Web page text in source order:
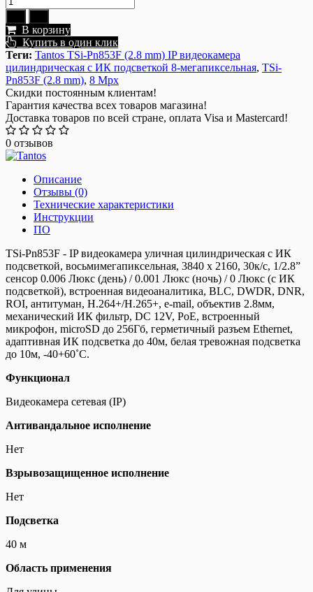
В корзину
Купить в один клик
Теги: Tantos TSi-Pn853F (2.8 mm) IP видеокамера
цилиндрическая с ИК подсветкой 8-мегапиксельная, TSi-
Pn853F (2.8 mm), 8 Mpx
Скидки постоянным клиентам!
Гарантия качества всех товаров магазина!
Доставка товаров по всей стране, оплата Visa и Mastercard!
0 отзывов
Описание
Отзывы (0)
Технические характеристики
Инструкции
ПО
TSi-Pn853F - IP видеокамера уличная цилиндрическая с ИК
подсветкой, восьмимегапиксельная, 3840 x 2160, 30к/с, 1/2.8”
сенсор 0.006 Люкс (день) / 0.001 Люкс (ночь) / 0 Люкс (с ИК
подсветкой), встроенная видеоаналитика, BLC, DWDR, DNR,
ROI, антитуман, Н.264+/H.265+, e-mail, объектив 2.8мм,
механический ИК фильтр, DC 12V, PoE, встроенный
микрофон, microSD до 256Гб, герметичный разъем Ethernet,
адаптивная ИК подсветка до 40м, белая тревожная подсветка
до 10м, -40+60˚C.
Функционал
Видеокамера сетевая (IP)
Антивандальное исполнение
Нет
Взрывозащищенное исполнение
Нет
Подсветка
40 м
Область применения